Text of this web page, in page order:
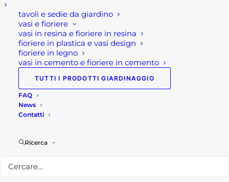
tavoli e sedie da giardino
vasi e fioriere
vasi in resina e fioriere in resina
fioriere in plastica e vasi design
fioriere in legno
vasi in cemento e fioriere in cemento
TUTTI I PRODOTTI GIARDINAGGIO
FAQ
News
Contatti
Ricerca
Descrizione
Cucina per esterno modulo
per frigorifero GRLLR
CONNECT
GRLLR CONNECT, ovvero è modulo della cucina